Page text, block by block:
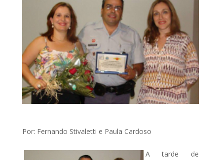
Por: Fernando Stivaletti e Paula Cardoso
A tarde de